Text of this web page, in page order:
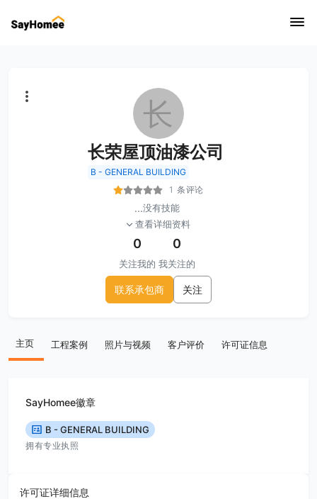
长
长荣屋顶油漆公司
B - GENERAL BUILDING
1 条评论
...没有技能
查看详细资料
0
关注我的
0
我关注的
联系承包商 关注
主页 工程案例 照片与视频 客户评价 许可证信息
SayHomee徽章
B - GENERAL BUILDING
拥有专业执照
许可证详细信息